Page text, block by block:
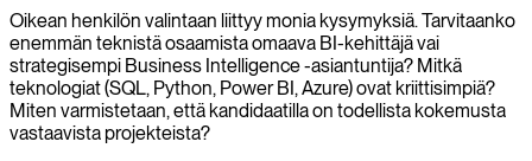
Oikean henkilön valintaan liittyy monia kysymyksiä. Tarvitaanko
enemmän teknistä osaamista omaava BI-kehittäjä vai
strategisempi Business Intelligence -asiantuntija? Mitkä
teknologiat (SQL, Python, Power BI, Azure) ovat kriittisimpiä?
Miten varmistetaan, että kandidaatilla on todellista kokemusta
vastaavista projekteista?